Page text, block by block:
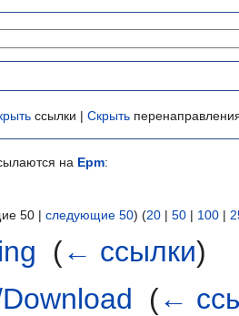
ссылки | Скрыть
на Epm:
50 | следующие 50) (20 | 50 | 100 |
(← ссылки)
(←